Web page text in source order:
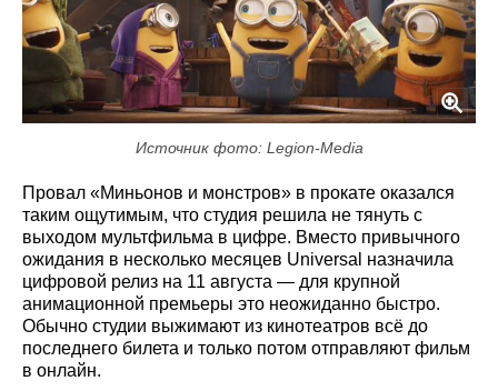
Источник фото: Legion-Media
Провал «Миньонов и монстров» в прокате оказался
таким ощутимым, что студия решила не тянуть с
выходом мультфильма в цифре. Вместо привычного
ожидания в несколько месяцев Universal назначила
цифровой релиз на 11 августа — для крупной
анимационной премьеры это неожиданно быстро.
Обычно студии выжимают из кинотеатров всё до
последнего билета и только потом отправляют фильм
в онлайн.